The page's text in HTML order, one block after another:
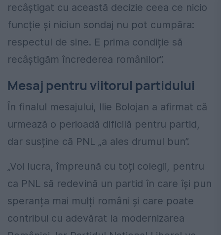
recâștigat cu această decizie ceea ce nicio
funcție și niciun sondaj nu pot cumpăra:
respectul de sine. E prima condiție să
recâștigăm încrederea românilor”.
Mesaj pentru viitorul partidului
În finalul mesajului, Ilie Bolojan a afirmat că
urmează o perioadă dificilă pentru partid,
dar susține că PNL „a ales drumul bun”.
„Voi lucra, împreună cu toți colegii, pentru
ca PNL să redevină un partid în care își pun
speranța mai mulți români și care poate
contribui cu adevărat la modernizarea